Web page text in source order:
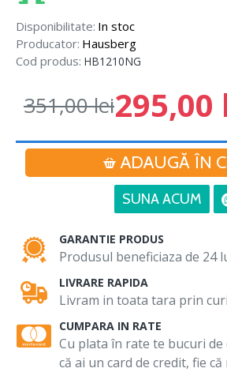
Disponibilitate: In stoc
Producator: Hausberg
Cod produs: HB1210NG
295,00
351,00 lei
ADAUGĂ ÎN
SUNA ACUM
GARANTIE PRODUS
Produsul beneficiaza de 24
LIVRARE RAPIDA
Livram in toata tara prin
CUMPARA IN RATE
Cu plata în rate te bucuri de
că ai un card de credit, fie